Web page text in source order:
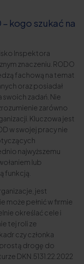
kogo szukać na
Inspektora
znaczeniu. RODO
fachową na temat
oraz posiadał
zadań. Nie
zarówno
Kluczowa jest
w swojej pracy nie
najwyższemu
lub
funkcją.
jest
może pełnić w firmie
określać cele i
tej roli ze
czy członka
drogę do
DKN.5131.22.2022